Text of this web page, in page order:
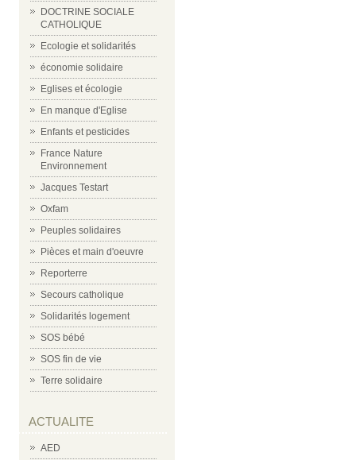
DOCTRINE SOCIALE
CATHOLIQUE
Ecologie et solidarités
économie solidaire
Eglises et écologie
En manque d'Eglise
Enfants et pesticides
France Nature
Environnement
Jacques Testart
Oxfam
Peuples solidaires
Pièces et main d'oeuvre
Reporterre
Secours catholique
Solidarités logement
SOS bébé
SOS fin de vie
Terre solidaire
ACTUALITE
AED